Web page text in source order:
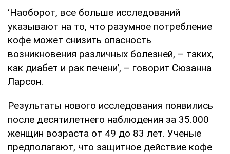
‘Наоборот, все больше исследований
указывают на то, что разумное потребление
кофе может снизить опасность
возникновения различных болезней, – таких,
как диабет и рак печени’, – говорит Сюзанна
Ларсон.
Результаты нового исследования появились
после десятилетнего наблюдения за 35.000
женщин возраста от 49 до 83 лет. Ученые
предполагают, что защитное действие кофе